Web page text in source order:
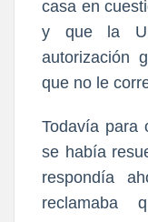
casa en
y que la
autorización
que no le
Todavía para
se había
respondía
reclamaba